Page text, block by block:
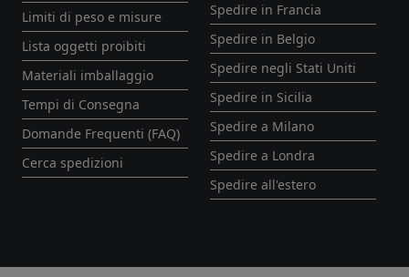
Limiti di peso e misure
Lista oggetti proibiti
Materiali imballaggio
Tempi di Consegna
Domande Frequenti (FAQ)
Cerca spedizioni
Spedire in Francia
Spedire in Belgio
Spedire negli Stati Uniti
Spedire in Sicilia
Spedire a Milano
Spedire a Londra
Spedire all'estero